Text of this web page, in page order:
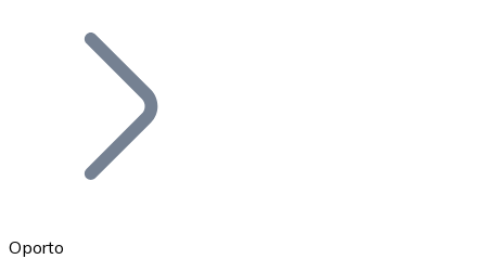
Bitcoin
Oporto